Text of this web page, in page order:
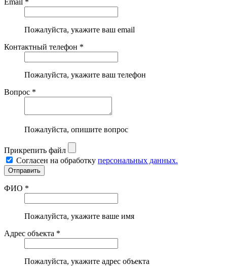
Пожалуйста, укажите ваш email
Контактный телефон *
Пожалуйста, укажите ваш телефон
Вопрос *
Пожалуйста, опишите вопрос
Прикрепить файл
Согласен на обработку персональных данных.
ФИО *
Пожалуйста, укажите ваше имя
Адрес объекта *
Пожалуйста, укажите адрес объекта